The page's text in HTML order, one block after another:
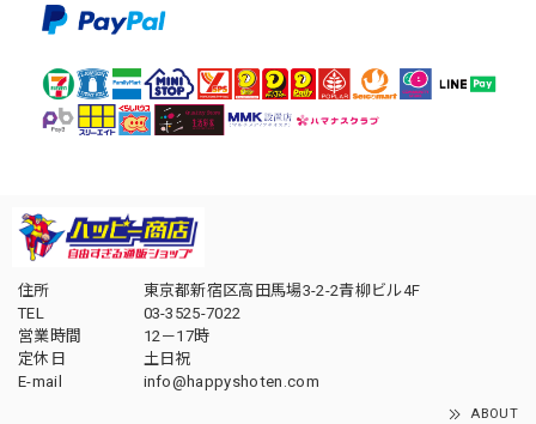
住所
東京都新宿区高田馬場3-2-2青柳ビル4F
TEL
03-3525-7022
営業時間
12－17時
定休日
土日祝
E-mail
info@happyshoten.com
ABOUT